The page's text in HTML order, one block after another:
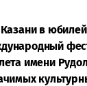
в
имени